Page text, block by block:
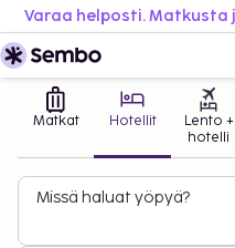
Matkat Hotellit
Lento +
hotelli
Missä haluat yöpyä?